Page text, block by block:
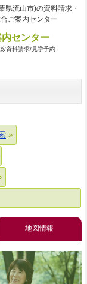
県流山市)の資料請求・
ご案内センター
センター
/資料請求/見学予約
地図情報